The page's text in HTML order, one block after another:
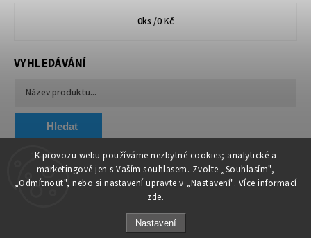
K provozu webu používáme nezbytné cookies; analytické a
marketingové jen s Vaším souhlasem. Zvolte „Souhlasím",
„Odmítnout", nebo si nastavení upravte v „Nastavení". Více informací
zde.
Nastavení
0ks /0 Kč
VYHLEDÁVÁNÍ
Hledat
Chytit a koupit VA & MA, s.r.o.